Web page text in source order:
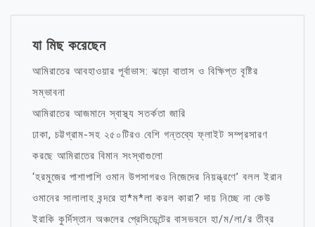
যা মিছ করেছেন
আমিরাতের আবহাওয়ার পূর্বাভাস: ঝড়ো বাতাস ও বিক্ষিপ্ত বৃষ্টির
সম্ভাবনা
আমিরাতের আজমানে স্বাস্থ্য সতর্কতা জারি
ঢাকা, চট্টগ্রাম-সহ ২৫০টিরও বেশি গন্তব্যে ফ্লাইট সম্প্রসারণ
করছে আমিরাতের বিমান সংস্থাগুলো
‘হরমুজের পাশাপাশি ওমান উপসাগরও নিজেদের নিয়ন্ত্রণে’ বলল ইরান
ওমানের সালালাহ বন্দরে হা*ম*লা করল কারা? দায় নিচ্ছে না কেউ
ইরাকি কুর্দিস্তান অঞ্চলের প্রেসিডেন্টের বাসভবনে হা/ম/লা/র তীব্র